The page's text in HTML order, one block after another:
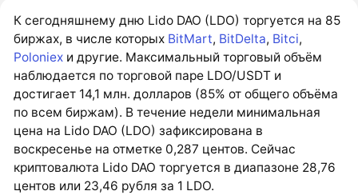
К сегодняшнему дню Lido DAO (LDO) торгуется на 85
биржах, в числе которых BitMart, BitDelta, Bitci,
Poloniex и другие. Максимальный торговый объём
наблюдается по торговой паре LDO/USDT и
достигает 14,1 млн. долларов (85% от общего объёма
по всем биржам). В течение недели минимальная
цена на Lido DAO (LDO) зафиксирована в
воскресенье на отметке 0,287 центов. Сейчас
криптовалюта Lido DAO торгуется в диапазоне 28,76
центов или 23,46 рубля за 1 LDO.